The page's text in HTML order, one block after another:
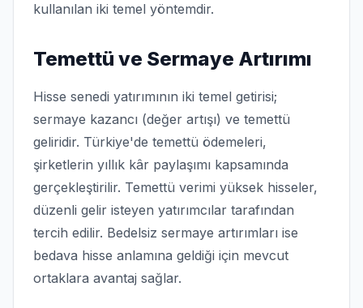
kullanılan iki temel yöntemdir.
Temettü ve Sermaye Artırımı
Hisse senedi yatırımının iki temel getirisi;
sermaye kazancı (değer artışı) ve temettü
geliridir. Türkiye'de temettü ödemeleri,
şirketlerin yıllık kâr paylaşımı kapsamında
gerçekleştirilir. Temettü verimi yüksek hisseler,
düzenli gelir isteyen yatırımcılar tarafından
tercih edilir. Bedelsiz sermaye artırımları ise
bedava hisse anlamına geldiği için mevcut
ortaklara avantaj sağlar.